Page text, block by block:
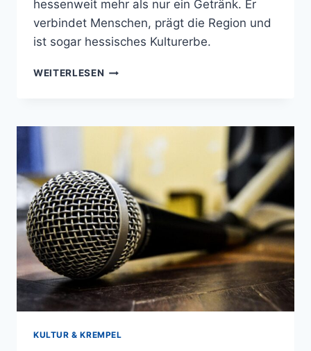
hessenweit mehr als nur ein Getränk. Er
verbindet Menschen, prägt die Region und
ist sogar hessisches Kulturerbe.
WEITERLESEN DAS
RHEIN-
KULTUR & KREMPEL